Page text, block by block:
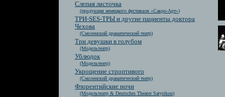
Слепая ласточка
(продукция немецкого фестиваля «Сакро-Арт»)
ТРИ-SES-ТРЫ и другие пациенты доктора
Чехова
(Смоленский драматический театр)
Три девушки в голубом
(Модельтеатр)
Ублюдок
(Модельтеатр)
Укрощение строптивого
(Смоленский драматический театр)
Флорентийские ночи
(Модельтеатр & Deutsches Theater Satyrikon)